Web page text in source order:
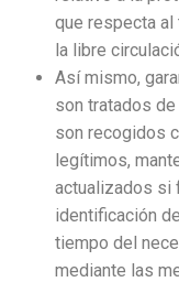
que respecta
la libre
Así mismo,
son tratados
son recogidos
legítimos,
actualizados si
identificación
tiempo del
mediante las